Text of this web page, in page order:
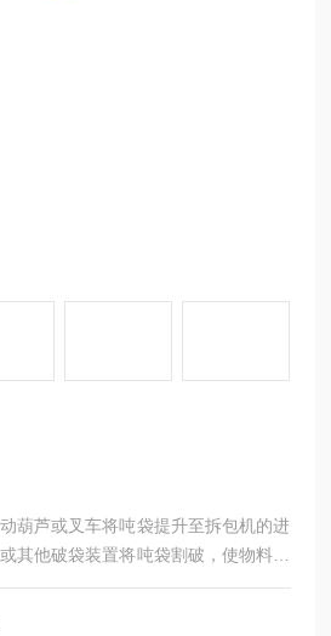
葫芦或叉车将吨袋提升至拆包机的进
其他破袋装置将吨袋割破，使物料落
过程中，可以通过吸尘装置收集吨袋
境的清洁。